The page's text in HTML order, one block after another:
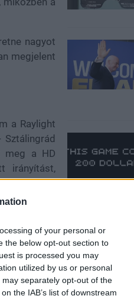
of your personal or
the below opt-out section to
is processed you may
utilized by us or personal
separately opt-out of the
the IAB’s list of downstream
nagyot
megjelent
a Raylight
meg a HD
irányítást,
egyjátékos